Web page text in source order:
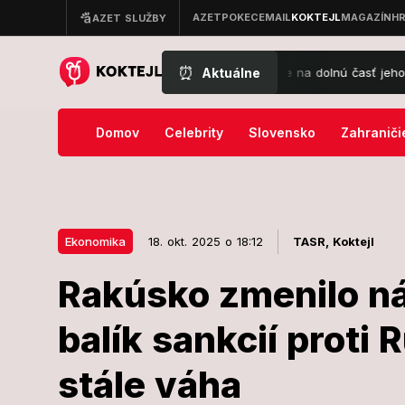
⏰ Aktuálne
Karol III.: Pohľad vám hneď padne na dolnú časť jeho tela!
Domov Celebrity Slovensko
Ekonomika 18. okt. 2025 o 18:12 TASR, Koktejl
Rakúsko zmenilo
balík sankcií proti
stále váha
Ekonomika
Rakúsko